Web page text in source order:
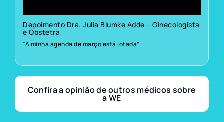
Depoimento Dra. Júlia Blumke Adde – Ginecologista
e Obstetra
“A minha agenda de março está lotada”
Confira a opinião de outros médicos sobre
a WE